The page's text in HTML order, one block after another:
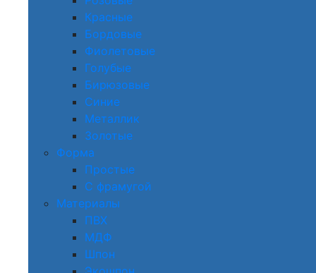
Красные
Бордовые
Фиолетовые
Голубые
Бирюзовые
Синие
Металлик
Золотые
Форма
Простые
С фрамугой
Материалы
ПВХ
МДФ
Шпон